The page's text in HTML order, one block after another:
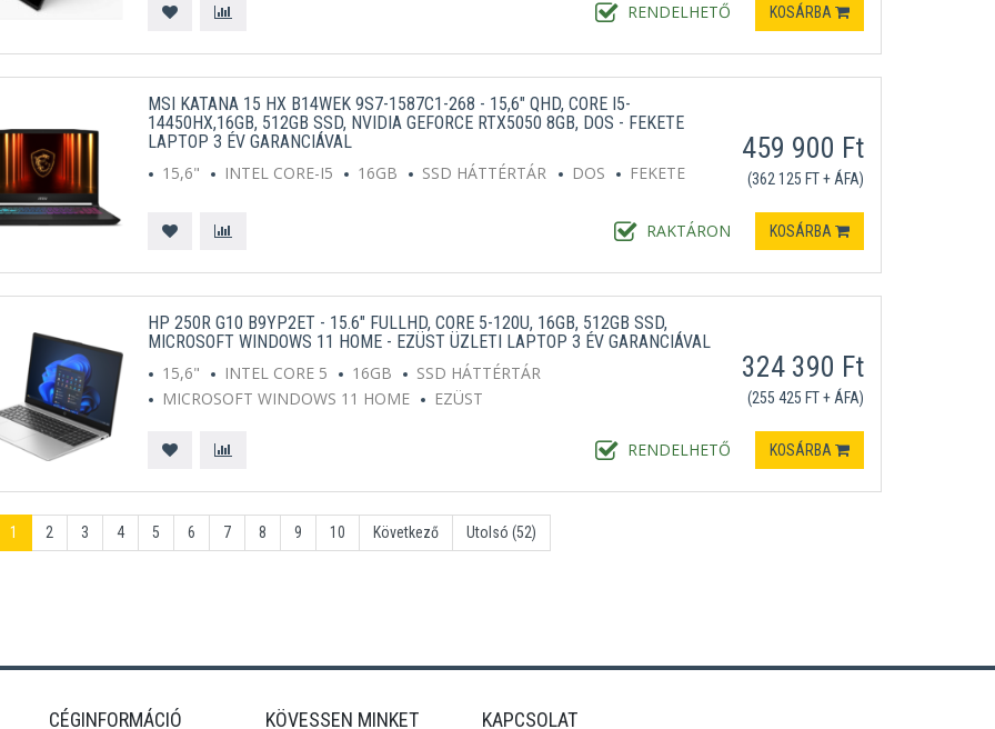
RENDELHETŐ
KOSÁRBA
MSI KATANA 15 HX B14WEK 9S7-1587C1-268 - 15,6" QHD, CORE I5-
14450HX,16GB, 512GB SSD, NVIDIA GEFORCE RTX5050 8GB, DOS - FEKETE
LAPTOP 3 ÉV GARANCIÁVAL
15,6"
INTEL CORE-I5 16GB SSD HÁTTÉRTÁR DOS FEKETE
RAKTÁRON
459 900 Ft
(362 125 FT + ÁFA)
KOSÁRBA
HP 250R G10 B9YP2ET - 15.6" FULLHD, CORE 5-120U, 16GB, 512GB SSD,
MICROSOFT WINDOWS 11 HOME - EZÜST ÜZLETI LAPTOP 3 ÉV GARANCIÁVAL
15,6"
INTEL CORE 5 16GB
SSD HÁTTÉRTÁR
MICROSOFT WINDOWS 11 HOME
EZÜST
RENDELHETŐ
324 390 Ft
(255 425 FT + ÁFA)
KOSÁRBA
1 2 3 4 5 6 7 8 9 10 Következő Utolsó (52)
CÉGINFORMÁCIÓ KÖVESSEN MINKET KAPCSOLAT